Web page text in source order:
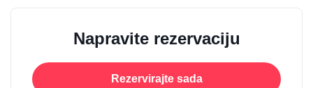
Napravite rezervaciju
Rezervirajte sada